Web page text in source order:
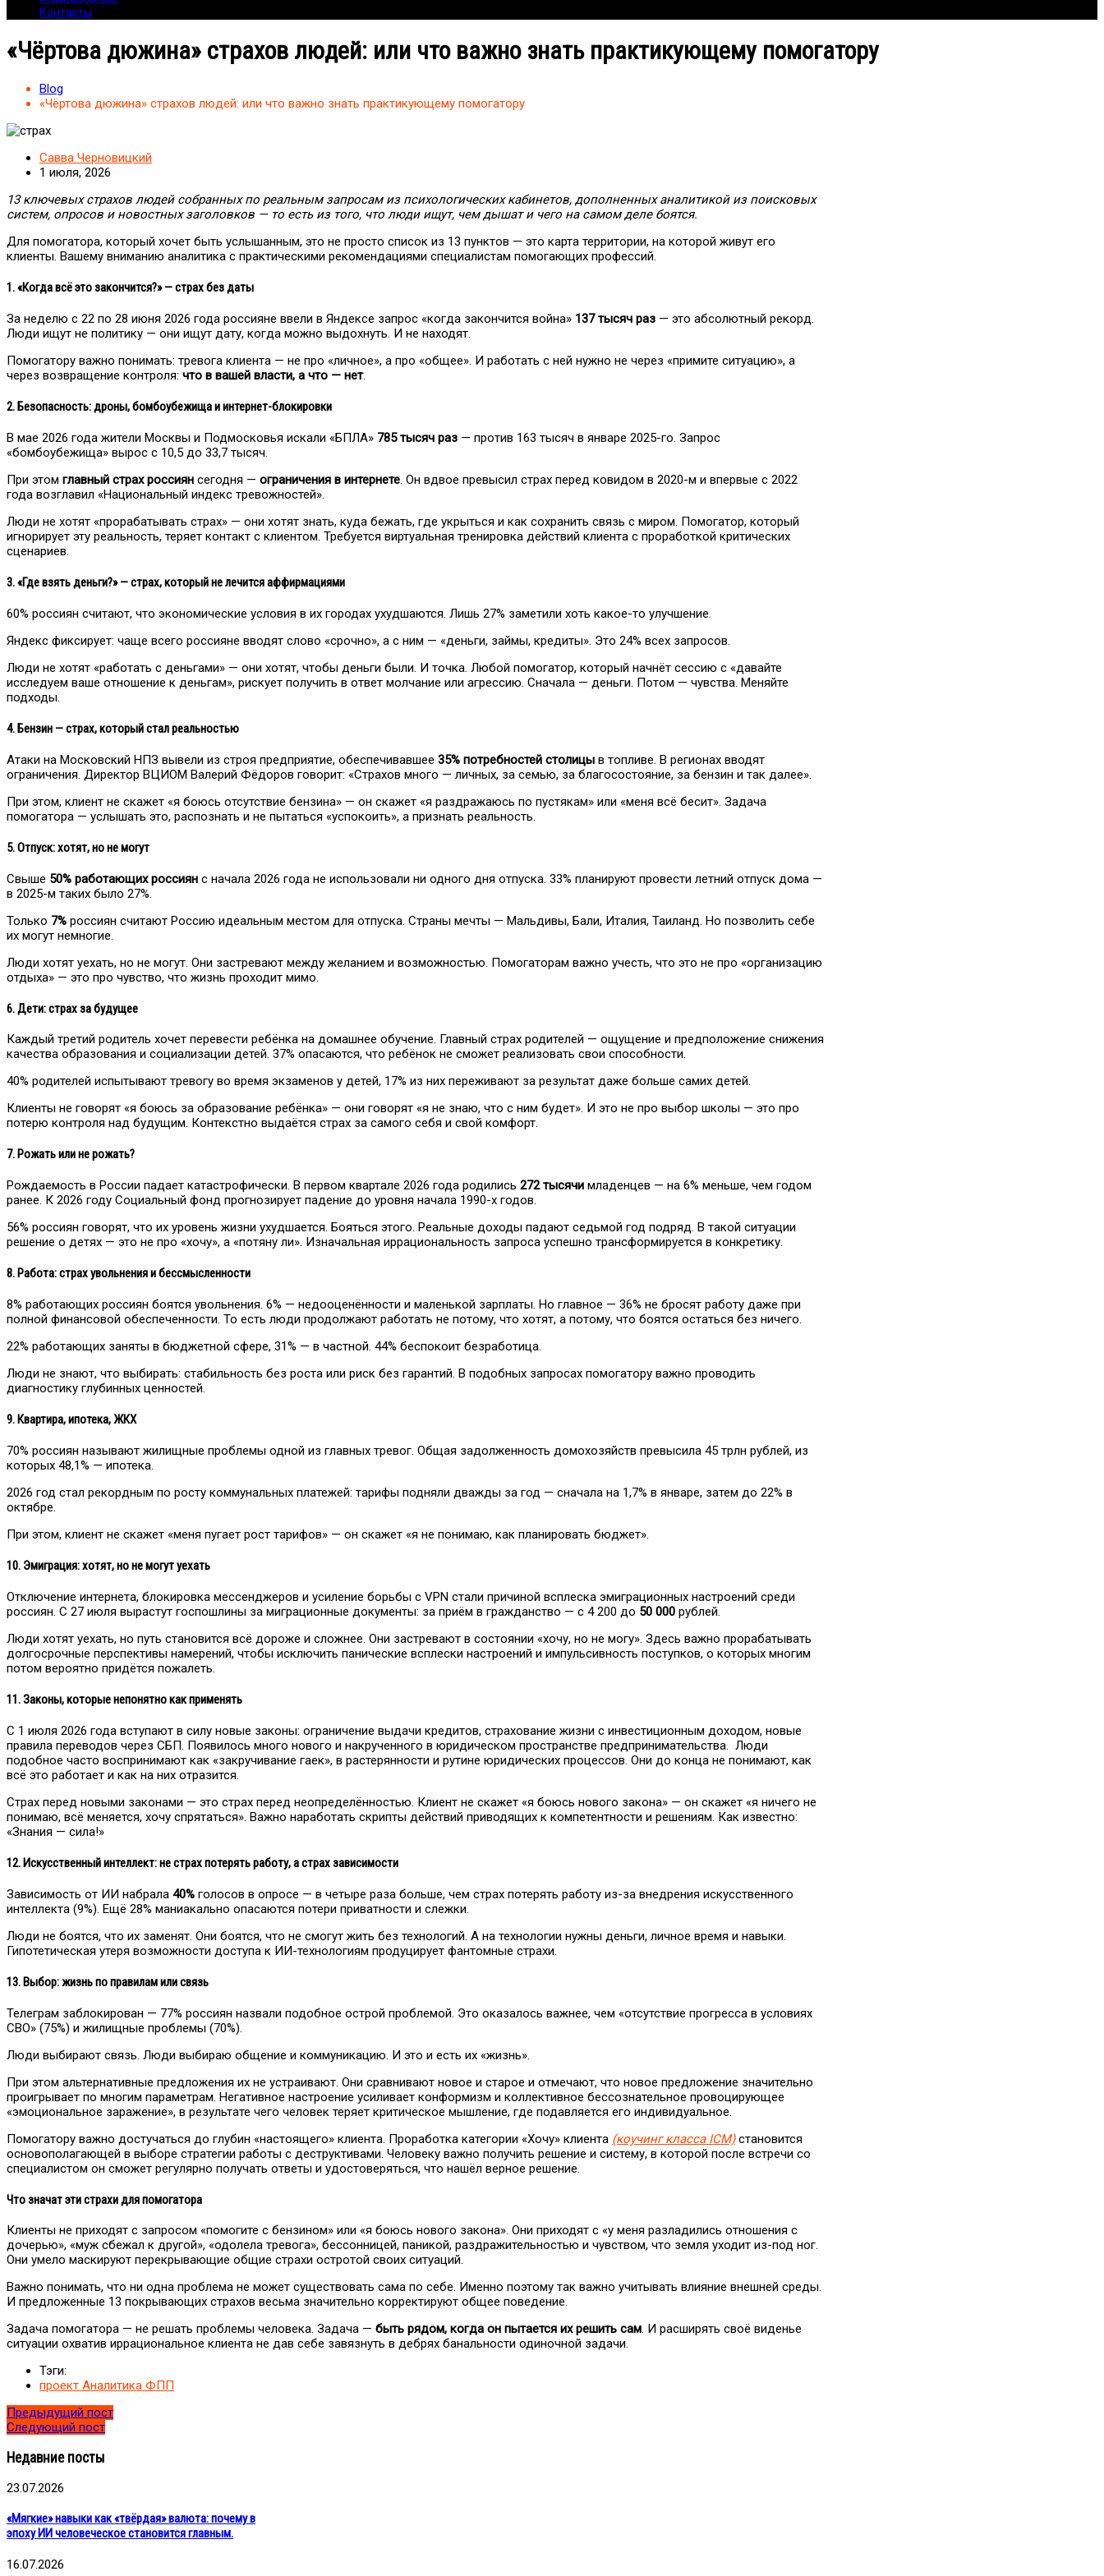
Контакты
«Чёртова дюжина» страхов людей: или что важно знать практикующему помогатору
Blog
«Чёртова дюжина» страхов людей: или что важно знать практикующему помогатору
Савва Черновицкий
1 июля, 2026
13 ключевых страхов людей собранных по реальным запросам из психологических кабинетов, дополненных аналитикой из поисковых
систем, опросов и новостных заголовков — то есть из того, что люди ищут, чем дышат и чего на самом деле боятся.
Для помогатора, который хочет быть услышанным, это не просто список из 13 пунктов — это карта территории, на которой живут его
клиенты. Вашему вниманию аналитика с практическими рекомендациями специалистам помогающих профессий.
1. «Когда всё это закончится?» — страх без даты
За неделю с 22 по 28 июня 2026 года россияне ввели в Яндексе запрос «когда закончится война» 137 тысяч раз — это абсолютный рекорд.
Люди ищут не политику — они ищут дату, когда можно выдохнуть. И не находят.
Помогатору важно понимать: тревога клиента — не про «личное», а про «общее». И работать с ней нужно не через «примите ситуацию», а
через возвращение контроля: что в вашей власти, а что — нет.
2. Безопасность: дроны, бомбоубежища и интернет-блокировки
В мае 2026 года жители Москвы и Подмосковья искали «БПЛА» 785 тысяч раз — против 163 тысяч в январе 2025-го. Запрос
«бомбоубежища» вырос с 10,5 до 33,7 тысяч.
При этом главный страх россиян сегодня — ограничения в интернете. Он вдвое превысил страх перед ковидом в 2020-м и впервые с 2022
года возглавил «Национальный индекс тревожностей».
Люди не хотят «прорабатывать страх» — они хотят знать, куда бежать, где укрыться и как сохранить связь с миром. Помогатор, который
игнорирует эту реальность, теряет контакт с клиентом. Требуется виртуальная тренировка действий клиента с проработкой критических
сценариев.
3. «Где взять деньги?» — страх, который не лечится аффирмациями
60% россиян считают, что экономические условия в их городах ухудшаются. Лишь 27% заметили хоть какое-то улучшение.
Яндекс фиксирует: чаще всего россияне вводят слово «срочно», а с ним — «деньги, займы, кредиты». Это 24% всех запросов.
Люди не хотят «работать с деньгами» — они хотят, чтобы деньги были. И точка. Любой помогатор, который начнёт сессию с «давайте
исследуем ваше отношение к деньгам», рискует получить в ответ молчание или агрессию. Сначала — деньги. Потом — чувства. Меняйте
подходы.
4. Бензин — страх, который стал реальностью
Атаки на Московский НПЗ вывели из строя предприятие, обеспечивавшее 35% потребностей столицы в топливе. В регионах вводят
ограничения. Директор ВЦИОМ Валерий Фёдоров говорит: «Страхов много — личных, за семью, за благосостояние, за бензин и так далее».
При этом, клиент не скажет «я боюсь отсутствие бензина» — он скажет «я раздражаюсь по пустякам» или «меня всё бесит». Задача
помогатора — услышать это, распознать и не пытаться «успокоить», а признать реальность.
5. Отпуск: хотят, но не могут
Свыше 50% работающих россиян с начала 2026 года не использовали ни одного дня отпуска. 33% планируют провести летний отпуск дома —
в 2025-м таких было 27%.
Только 7% россиян считают Россию идеальным местом для отпуска. Страны мечты — Мальдивы, Бали, Италия, Таиланд. Но позволить себе
их могут немногие.
Люди хотят уехать, но не могут. Они застревают между желанием и возможностью. Помогаторам важно учесть, что это не про «организацию
отдыха» — это про чувство, что жизнь проходит мимо.
6. Дети: страх за будущее
Каждый третий родитель хочет перевести ребёнка на домашнее обучение. Главный страх родителей — ощущение и предположение снижения
качества образования и социализации детей. 37% опасаются, что ребёнок не сможет реализовать свои способности.
40% родителей испытывают тревогу во время экзаменов у детей, 17% из них переживают за результат даже больше самих детей.
Клиенты не говорят «я боюсь за образование ребёнка» — они говорят «я не знаю, что с ним будет». И это не про выбор школы — это про
потерю контроля над будущим. Контекстно выдаётся страх за самого себя и свой комфорт.
7. Рожать или не рожать?
Рождаемость в России падает катастрофически. В первом квартале 2026 года родились 272 тысячи младенцев — на 6% меньше, чем годом
ранее. К 2026 году Социальный фонд прогнозирует падение до уровня начала 1990-х годов.
56% россиян говорят, что их уровень жизни ухудшается. Бояться этого. Реальные доходы падают седьмой год подряд. В такой ситуации
решение о детях — это не про «хочу», а «потяну ли». Изначальная иррациональность запроса успешно трансформируется в конкретику.
8. Работа: страх увольнения и бессмысленности
8% работающих россиян боятся увольнения. 6% — недооценённости и маленькой зарплаты. Но главное — 36% не бросят работу даже при
полной финансовой обеспеченности. То есть люди продолжают работать не потому, что хотят, а потому, что боятся остаться без ничего.
22% работающих заняты в бюджетной сфере, 31% — в частной. 44% беспокоит безработица.
Люди не знают, что выбирать: стабильность без роста или риск без гарантий. В подобных запросах помогатору важно проводить
диагностику глубинных ценностей.
9. Квартира, ипотека, ЖКХ
70% россиян называют жилищные проблемы одной из главных тревог. Общая задолженность домохозяйств превысила 45 трлн рублей, из
которых 48,1% — ипотека.
2026 год стал рекордным по росту коммунальных платежей: тарифы подняли дважды за год — сначала на 1,7% в январе, затем до 22% в
октябре.
При этом, клиент не скажет «меня пугает рост тарифов» — он скажет «я не понимаю, как планировать бюджет».
10. Эмиграция: хотят, но не могут уехать
Отключение интернета, блокировка мессенджеров и усиление борьбы с VPN стали причиной всплеска эмиграционных настроений среди
россиян. С 27 июля вырастут госпошлины за миграционные документы: за приём в гражданство — с 4 200 до 50 000 рублей.
Люди хотят уехать, но путь становится всё дороже и сложнее. Они застревают в состоянии «хочу, но не могу». Здесь важно прорабатывать
долгосрочные перспективы намерений, чтобы исключить панические всплески настроений и импульсивность поступков, о которых многим
потом вероятно придётся пожалеть.
11. Законы, которые непонятно как применять
С 1 июля 2026 года вступают в силу новые законы: ограничение выдачи кредитов, страхование жизни с инвестиционным доходом, новые
правила переводов через СБП. Появилось много нового и накрученного в юридическом пространстве предпринимательства. Люди
подобное часто воспринимают как «закручивание гаек», в растерянности и рутине юридических процессов. Они до конца не понимают, как
всё это работает и как на них отразится.
Страх перед новыми законами — это страх перед неопределённостью. Клиент не скажет «я боюсь нового закона» — он скажет «я ничего не
понимаю, всё меняется, хочу спрятаться». Важно наработать скрипты действий приводящих к компетентности и решениям. Как известно:
«Знания — сила!»
12. Искусственный интеллект: не страх потерять работу, а страх зависимости
Зависимость от ИИ набрала 40% голосов в опросе — в четыре раза больше, чем страх потерять работу из-за внедрения искусственного
интеллекта (9%). Ещё 28% маниакально опасаются потери приватности и слежки.
Люди не боятся, что их заменят. Они боятся, что не смогут жить без технологий. А на технологии нужны деньги, личное время и навыки.
Гипотетическая утеря возможности доступа к ИИ-технологиям продуцирует фантомные страхи.
13. Выбор: жизнь по правилам или связь
Телеграм заблокирован — 77% россиян назвали подобное острой проблемой. Это оказалось важнее, чем «отсутствие прогресса в условиях
СВО» (75%) и жилищные проблемы (70%).
Люди выбирают связь. Люди выбираю общение и коммуникацию. И это и есть их «жизнь».
При этом альтернативные предложения их не устраивают. Они сравнивают новое и старое и отмечают, что новое предложение значительно
проигрывает по многим параметрам. Негативное настроение усиливает конформизм и коллективное бессознательное провоцирующее
«эмоциональное заражение», в результате чего человек теряет критическое мышление, где подавляется его индивидуальное.
Помогатору важно достучаться до глубин «настоящего» клиента. Проработка категории «Хочу» клиента (коучинг класса ICM)становится
основополагающей в выборе стратегии работы с деструктивами. Человеку важно получить решение и систему, в которой после встречи со
специалистом он сможет регулярно получать ответы и удостоверяться, что нашёл верное решение.
Что значат эти страхи для помогатора
Клиенты не приходят с запросом «помогите с бензином» или «я боюсь нового закона». Они приходят с «у меня разладились отношения с
дочерью», «муж сбежал к другой», «одолела тревога», бессонницей, паникой, раздражительностью и чувством, что земля уходит из-под ног.
Они умело маскируют перекрывающие общие страхи остротой своих ситуаций.
Важно понимать, что ни одна проблема не может существовать сама по себе. Именно поэтому так важно учитывать влияние внешней среды.
И предложенные 13 покрывающих страхов весьма значительно корректируют общее поведение.
Задача помогатора — не решать проблемы человека. Задача — быть рядом, когда он пытается их решить сам. И расширять своё виденье
ситуации охватив иррациональное клиента не дав себе завязнуть в дебрях банальности одиночной задачи.
Тэги:
проект Аналитика ФПП
Предыдущий пост
Следующий пост
Недавние посты
23.07.2026
«Мягкие» навыки как «твёрдая» валюта: почему в
эпоху ИИ человеческое становится главным.
16.07.2026